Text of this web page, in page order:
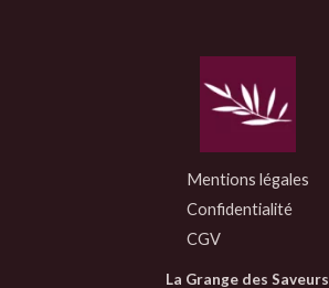
Mentions légales
Confidentialité
CGV
La Grange des Saveurs